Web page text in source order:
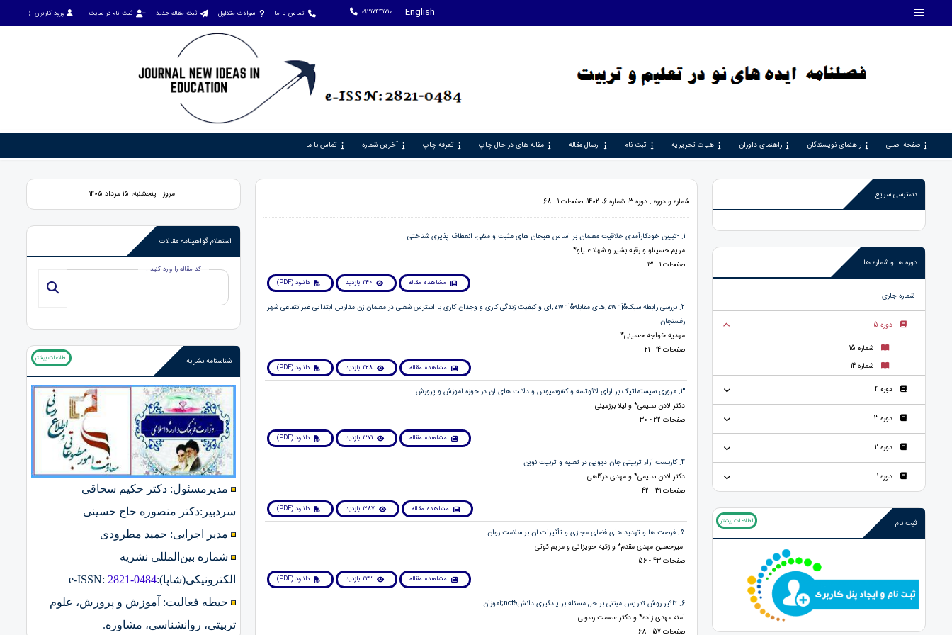
English
09217441710 تماس با ما سوالات متداول ثبت مقاله جدید ثبت نام در سایت ورود کاربران
صفحه اصلی راهنمای نویسندگان راهنمای داوران هیات تحریریه ثبت نام ارسال مقاله مقاله های در حال چاپ تعرفه چاپ آخرین شماره تماس با ما
دسترسی سریع
دوره ها و شماره ها
شماره جاری
دوره 5
شماره 15
شماره 14
دوره 4
دوره 3
دوره 2
دوره 1
ثبت نام اطلاعات بیشتر
شماره و دوره : دوره 3، شماره 6، 1402، صفحات 1 - 68
1. -تبیین خودکارآمدی خلاقیت معلمان بر اساس هیجان های مثبت و منفی، انعطاف پذیری شناختی
مریم حسینلو و رقیه بشیر و شهلا علیلو*
صفحات 1 - 13
مشاهده مقاله 1140 بازدید دانلود (PDF)
2. بررسی رابطه سبک&zwnj;های مقابله&zwnj;ای و کیفیت زندگی کاری و وجدان کاری با استرس شغلی در معلمان زن مدارس ابتدایی غیرانتفاعی شهر
رفسنجان
مهدیه خواجه حسینی*
صفحات 14 - 21
مشاهده مقاله 1128 بازدید دانلود (PDF)
3. مروری سیستماتیک بر آرای لائوتسه و کنفوسیوس و دلالت های آن در حوزه آموزش و پرورش
دکتر لادن سلیمی* و لیلا برزمینی
صفحات 22 - 30
مشاهده مقاله 1271 بازدید دانلود (PDF)
4. کاربست آراء تربیتی جان دیویی در تعلیم و تربیت نوین
دکتر لادن سلیمی* و مهدی درگاهی
صفحات 31 - 42
مشاهده مقاله 1287 بازدید دانلود (PDF)
5. فرصت ها و تهدید های فضای مجازی و تأثیرات آن بر سلامت روان
امیرحسین مهدی مقدم* و زکیه حویزائی و مریم کوتی
صفحات 43 - 56
مشاهده مقاله 1132 بازدید دانلود (PDF)
6. تاثیر روش تدریس مبتنی بر حل مسئله بر یادگیری دانش&not;آموزان
آمنه مهدی زاده* و دکتر عصمت رسولی
صفحات 57 - 68
امروز : پنجشنبه، ۱۵ مرداد ۱۴۰۵
استعلام گواهینامه مقالات
کد مقاله را وارد کنید !
شناسنامه نشریه اطلاعات بیشتر
مدیرمسئول: دکتر حکیم سحاقی
سردبیر:دکتر منصوره حاج حسینی
مدیر اجرایی: حمید مطرودی
شماره بین‌المللی نشریه
الکترونیکی(شاپا):
e-ISSN: 2821-0484
حیطه فعالیت: آموزش و پرورش، علوم
تربیتی، روانشناسی، مشاوره.